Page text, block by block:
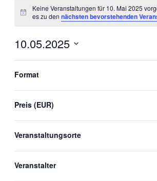
für
2025
Hinweis
Keine Veranstaltungen für 10. Mai 2025
es zu dennächsten bevorstehenden
Ändern
Formular-
Eingabefelder
wird
die
der
den
Format
Preis (EUR)
Veranstaltungsorte
Veranstalter
10.05.2025
Vorheriger Tag